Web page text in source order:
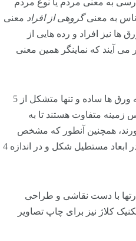
ناس به معنیگروهی از افراد معنی
ها نیز افراد و رده هایی از
آیند که نماینگر همین معنی
در بازی آس ناس طراحی مجموعه ورق ها ساده و تنها متشکل از 5
زمینه متفاوت هستند تا به
بیاورند، همچنین آنطور که مشخص
گردیده کارت های بازی آس ناس در ابعاد مستطیل شکل و در اندازه 4
با دست نقاشی و طراحی
کلاژ نیز برای چاپ تصاویر